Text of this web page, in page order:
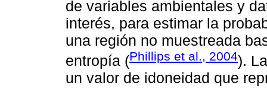
de variables ambientales y
interés, para estimar la
una región no muestreada
entropía (Phillips et al., 2004).
un valor de idoneidad que